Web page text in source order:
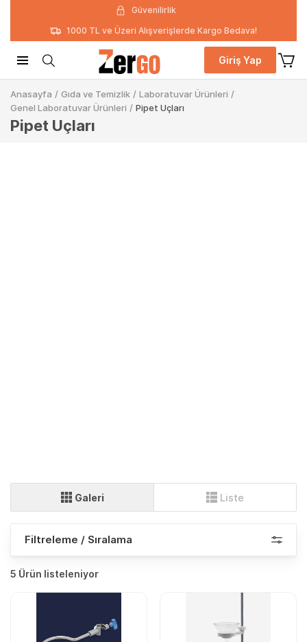
Güvenilirlik
1000 TL ve Üzeri Alışverişlerde Kargo Bedava!
Giriş Yap
Anasayfa / Gıda ve Temizlik / Laboratuvar Ürünleri /
Genel Laboratuvar Ürünleri / Pipet Uçları
Pipet Uçları
Galeri Liste
Filtreleme / Sıralama
5 Ürün listeleniyor